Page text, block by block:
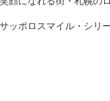
サッポロスマイル・シリ